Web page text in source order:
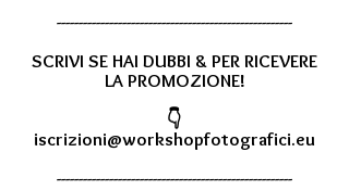
------------------------------------------------------
SCRIVI SE HAI DUBBI & PER RICEVERE
LA PROMOZIONE!
👇
iscrizioni@workshopfotografici.eu
------------------------------------------------------